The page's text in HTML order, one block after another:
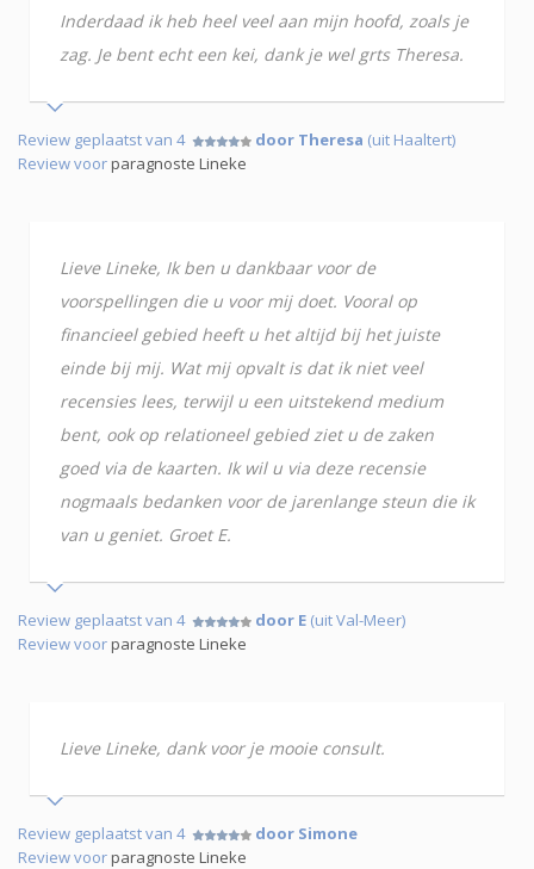
Inderdaad ik heb heel veel aan mijn hoofd, zoals je
zag. Je bent echt een kei, dank je wel grts Theresa.
Review geplaatst van 4 door Theresa (uit Haaltert)
Review voorparagnoste Lineke
Lieve Lineke, Ik ben u dankbaar voor de
voorspellingen die u voor mij doet. Vooral op
financieel gebied heeft u het altijd bij het juiste
einde bij mij. Wat mij opvalt is dat ik niet veel
recensies lees, terwijl u een uitstekend medium
bent, ook op relationeel gebied ziet u de zaken
goed via de kaarten. Ik wil u via deze recensie
nogmaals bedanken voor de jarenlange steun die ik
van u geniet. Groet E.
Review geplaatst van 4 door E (uit Val-Meer)
Review voorparagnoste Lineke
Lieve Lineke, dank voor je mooie consult.
Review geplaatst van 4
door Simone
Review voorparagnoste Lineke